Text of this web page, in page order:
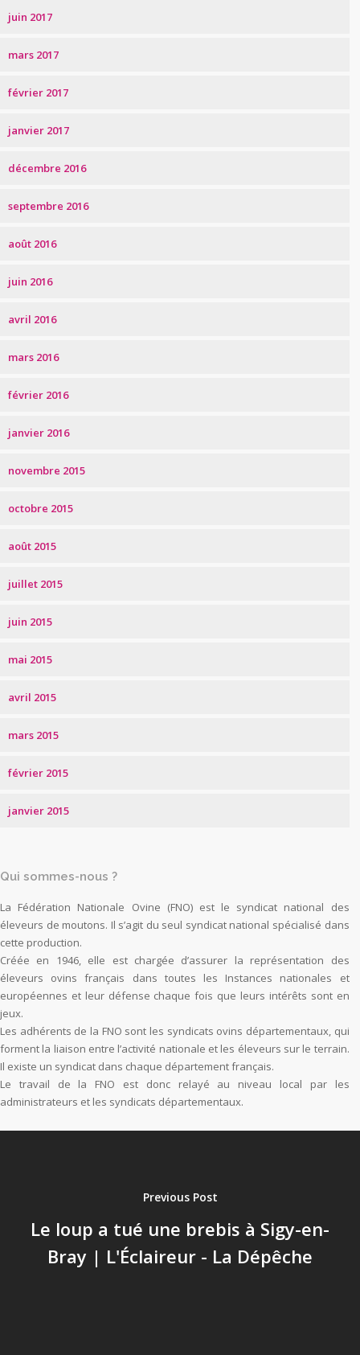
juin 2017
mars 2017
février 2017
janvier 2017
décembre 2016
septembre 2016
août 2016
juin 2016
avril 2016
mars 2016
février 2016
janvier 2016
novembre 2015
octobre 2015
août 2015
juillet 2015
juin 2015
mai 2015
avril 2015
mars 2015
février 2015
janvier 2015
Qui sommes-nous ?
La Fédération Nationale Ovine (FNO) est le syndicat national des
éleveurs de moutons. Il s’agit du seul syndicat national spécialisé dans
cette production.
Créée en 1946, elle est chargée d’assurer la représentation des
éleveurs ovins français dans toutes les Instances nationales et
européennes et leur défense chaque fois que leurs intérêts sont en
jeux.
Les adhérents de la FNO sont les syndicats ovins départementaux, qui
forment la liaison entre l’activité nationale et les éleveurs sur le terrain.
Il existe un syndicat dans chaque département français.
Le travail de la FNO est donc relayé au niveau local par les
administrateurs et les syndicats départementaux.
Previous Post
Le loup a tué une brebis à Sigy-en-
Bray | L'Éclaireur - La Dépêche